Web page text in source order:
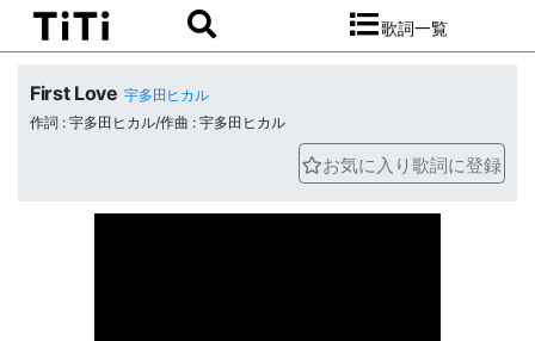
歌詞一覧
First Love 宇多田ヒカル
作詞 : 宇多田ヒカル/作曲 : 宇多田ヒカル
お気に入り歌詞に登録